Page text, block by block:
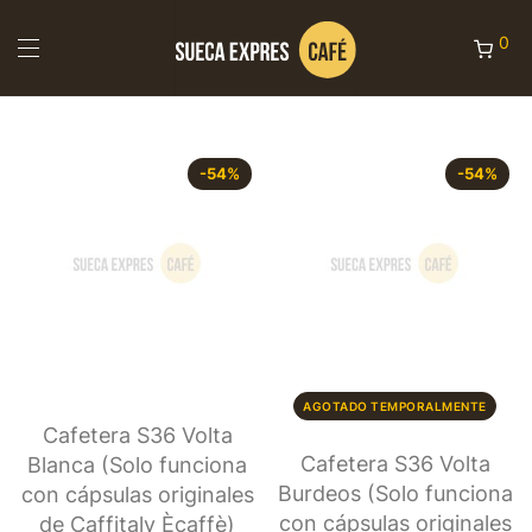
0
-54%
Cafetera S36 Volta
Blanca (Solo funciona
con cápsulas originales
de Caffitaly Ècaffè)
-54%
AGOTADO TEMPORALMENTE
Cafetera S36 Volta
Burdeos (Solo funciona
con cápsulas originales